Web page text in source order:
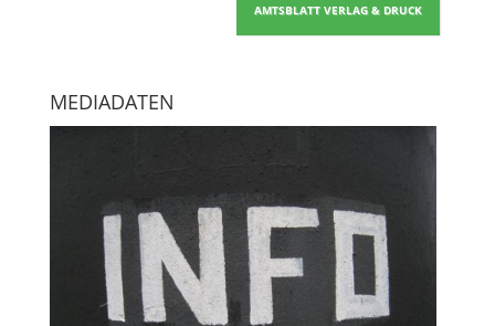
AMTSBLATT VERLAG & DRUCK
MEDIADATEN